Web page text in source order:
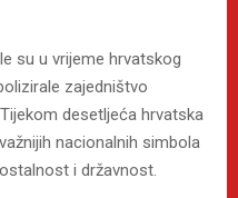
su u vrijeme hrvatskog
zajedništvo
desetljeća hrvatska
nacionalnih simbola
i državnost.